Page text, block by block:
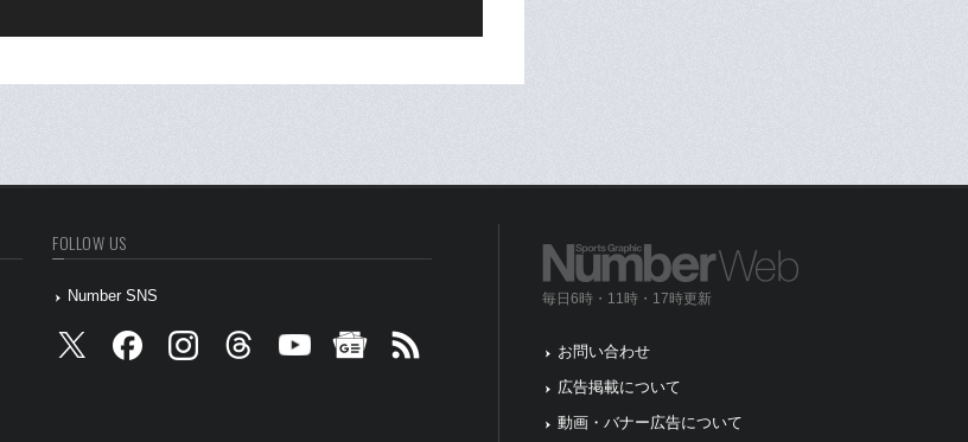
FOLLOW US
Number SNS 毎日6時・11時・17時更新
お問い合わせ
広告掲載について
動画・バナー広告について